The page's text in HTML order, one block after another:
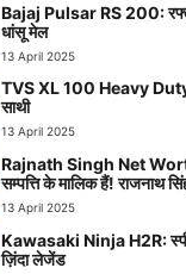
Bajaj Pulsar RS 200:
धांसू मेल
13 April 2025
TVS XL 100 Heavy Duty
साथी
13 April 2025
Rajnath Singh Net
सम्पत्ति के मालिक हैं! राजनाथ
13 April 2025
Kawasaki Ninja H2R:
ज़िंदा लेजेंड